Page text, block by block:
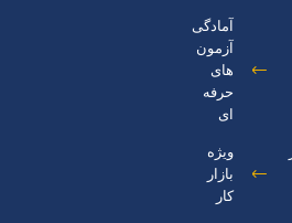
آمادگی
آزمون
های
حرفه
ای
ویژه
بازار
کار